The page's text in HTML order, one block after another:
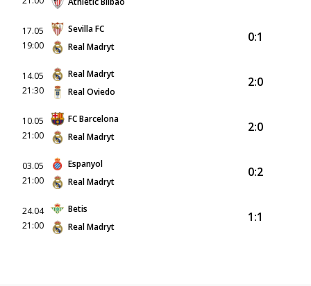
17.05
19:00
Sevilla FC
Real Madryt
0:1
14.05
21:30
Real Madryt
Real Oviedo
2:0
10.05
21:00
FC Barcelona
Real Madryt
2:0
03.05
21:00
Espanyol
Real Madryt
0:2
24.04
21:00
Betis
Real Madryt
1:1